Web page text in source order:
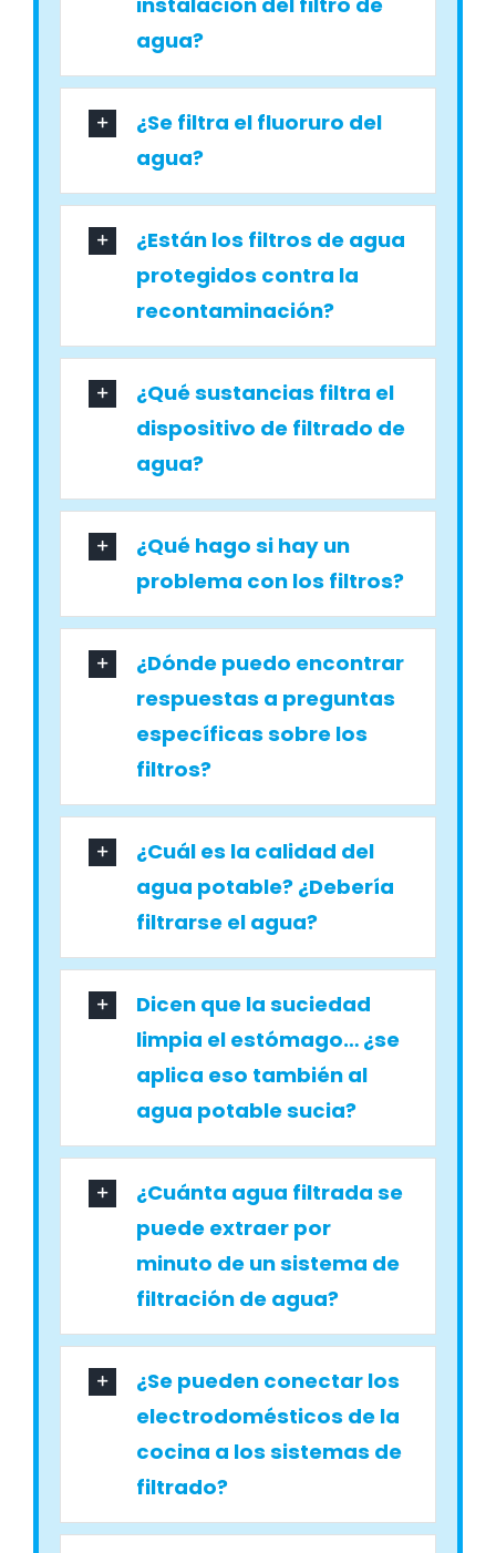
agua?
¿Se filtra el fluoruro del
agua?
¿Están los filtros de agua
protegidos contra la
recontaminación?
¿Qué sustancias filtra el
dispositivo de filtrado de
agua?
¿Qué hago si hay un
problema con los filtros?
¿Dónde puedo encontrar
respuestas a preguntas
específicas sobre los
filtros?
¿Cuál es la calidad del
agua potable? ¿Debería
filtrarse el agua?
Dicen que la suciedad
limpia el estómago… ¿se
aplica eso también al
agua potable sucia?
¿Cuánta agua filtrada se
puede extraer por
minuto de un sistema de
filtración de agua?
¿Se pueden conectar los
electrodomésticos de la
cocina a los sistemas de
filtrado?